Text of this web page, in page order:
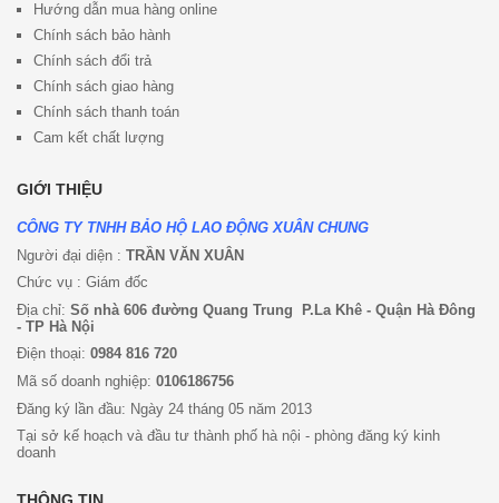
Hướng dẫn mua hàng online
Chính sách bảo hành
Chính sách đổi trả
Chính sách giao hàng
Chính sách thanh toán
Cam kết chất lượng
GIỚI THIỆU
CÔNG TY TNHH BẢO HỘ LAO ĐỘNG XUÂN CHUNG
Người đại diện : TRẦN VĂN XUÂN
Chức vụ : Giám đốc
Địa chỉ: Số nhà 606 đường Quang Trung P.La Khê - Quận Hà Đông
- TP Hà Nội
Điện thoại: 0984 816 720
Mã số doanh nghiệp: 0106186756
Đăng ký lần đầu: Ngày 24 tháng 05 năm 2013
Tại sở kế hoạch và đầu tư thành phố hà nội - phòng đăng ký kinh
doanh